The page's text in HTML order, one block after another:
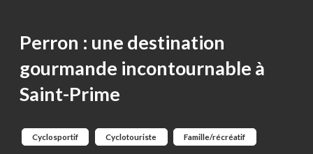
À PROPOS
MOITIÉ-MOITIÉ
FAQ
Perron : une destination
gourmande incontournable à
Saint-Prime
Cyclosportif Cyclotouriste Famille/récréatif